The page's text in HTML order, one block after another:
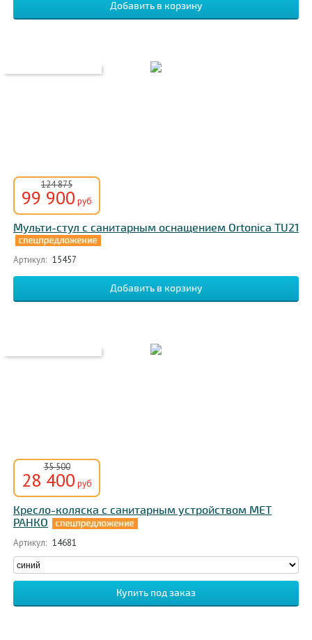
124 875
99 900 руб
Мульти-стул с санитарным оснащением Ortonica TU21
Артикул: 15457
35 500
28 400 руб
Кресло-коляска с санитарным устройством MET
РАНКО
Артикул: 14681